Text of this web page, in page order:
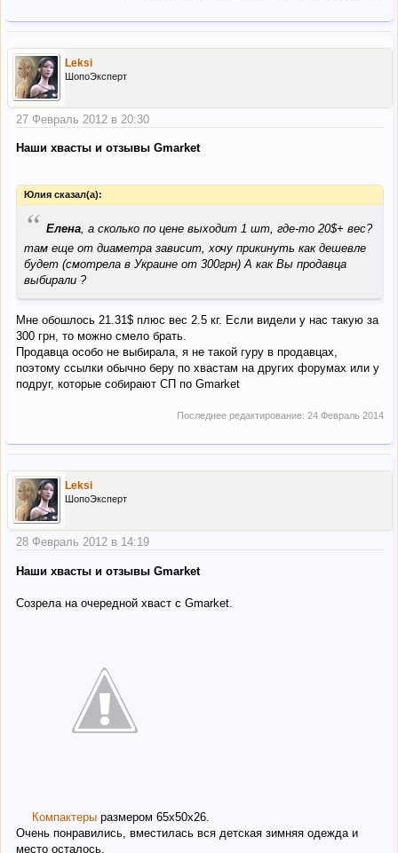
Leksi
ШопоЭксперт
27 Февраль 2012 в 20:30
Наши хвасты и отзывы Gmarket
Юлия сказал(а):
“ Елена , а сколько по цене выходит 1 шт, где-то 20$+ вес?
там еще от диаметра зависит, хочу прикинуть как дешевле
будет (смотрела в Украине от 300грн) А как Вы продавца
выбирали ?
Мне обошлось 21.31$ плюс вес 2.5 кг. Если видели у нас такую за
300 грн, то можно смело брать.
Продавца особо не выбирала, я не такой гуру в продавцах,
поэтому ссылки обычно беру по хвастам на других форумах или у
подруг, которые собирают СП по Gmarket
Последнее редактирование: 24 Февраль 2014
Leksi
ШопоЭксперт
28 Февраль 2012 в 14:19
Наши хвасты и отзывы Gmarket
Созрела на очередной хваст c Gmarket.
Компактеры размером 65х50х26.
Очень понравились, вместилась вся детская зимняя одежда и
место осталось.